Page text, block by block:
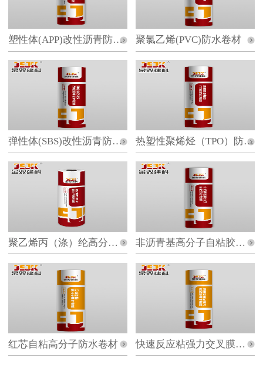
塑性体(APP)改性沥青防水卷材 聚氯乙烯(PVC)防水卷材
弹性体(SBS)改性沥青防水卷材 热塑性聚烯烃（TPO）防水卷材
聚乙烯丙（涤）纶高分子防水卷材 非沥青基高分子自粘胶膜防水卷材
红芯自粘高分子防水卷材 快速反应粘强力交叉膜防水卷材